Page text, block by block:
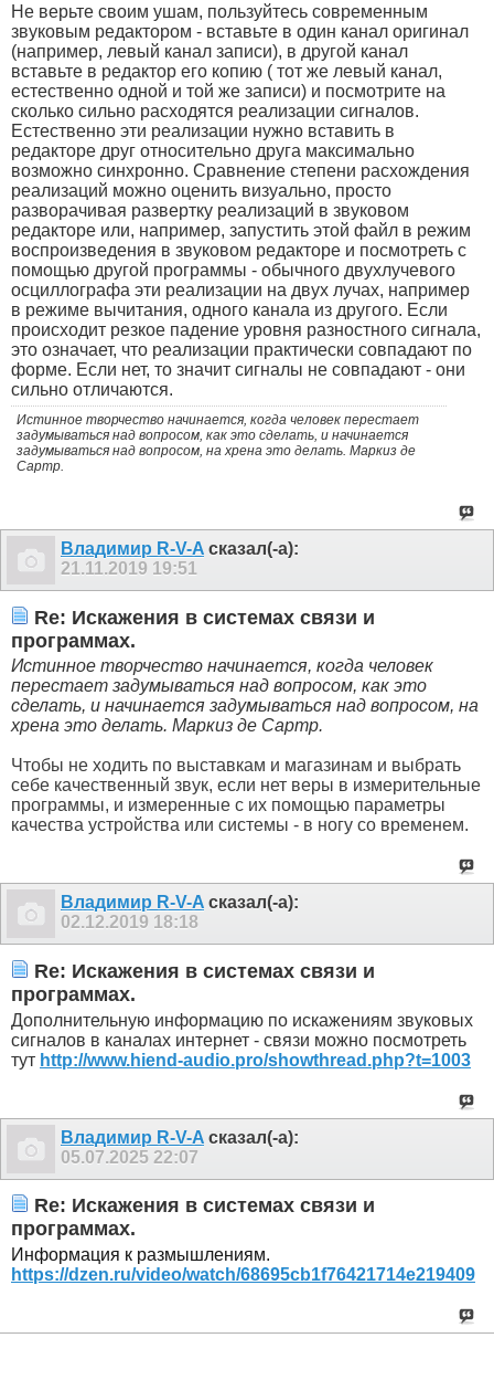
Не верьте своим ушам, пользуйтесь современным
звуковым редактором - вставьте в один канал оригинал
(например, левый канал записи), в другой канал
вставьте в редактор его копию ( тот же левый канал,
естественно одной и той же записи) и посмотрите на
сколько сильно расходятся реализации сигналов.
Естественно эти реализации нужно вставить в
редакторе друг относительно друга максимально
возможно синхронно. Сравнение степени расхождения
реализаций можно оценить визуально, просто
разворачивая развертку реализаций в звуковом
редакторе или, например, запустить этой файл в режим
воспроизведения в звуковом редакторе и посмотреть с
помощью другой программы - обычного двухлучевого
осциллографа эти реализации на двух лучах, например
в режиме вычитания, одного канала из другого. Если
происходит резкое падение уровня разностного сигнала,
это означает, что реализации практически совпадают по
форме. Если нет, то значит сигналы не совпадают - они
сильно отличаются.
Истинное творчество начинается, когда человек перестает
задумываться над вопросом, как это сделать, и начинается
задумываться над вопросом, на хрена это делать. Маркиз де
Сартр.
Владимир R-V-A сказал(-а):
21.11.2019 19:51
Re: Искажения в системах связи и
программах.
Истинное творчество начинается, когда человек
перестает задумываться над вопросом, как это
сделать, и начинается задумываться над вопросом, на
хрена это делать. Маркиз де Сартр.
Чтобы не ходить по выставкам и магазинам и выбрать
себе качественный звук, если нет веры в измерительные
программы, и измеренные с их помощью параметры
качества устройства или системы - в ногу со временем.
Владимир R-V-A сказал(-а):
02.12.2019 18:18
Re: Искажения в системах связи и
программах.
Дополнительную информацию по искажениям звуковых
сигналов в каналах интернет - связи можно посмотреть
тут http://www.hiend-audio.pro/showthread.php?t=1003
Владимир R-V-A сказал(-а):
05.07.2025 22:07
Re: Искажения в системах связи и
программах.
Информация к размышлениям.
https://dzen.ru/video/watch/68695cb1f76421714e219409